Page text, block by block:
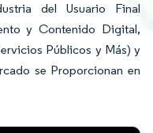
del Usuario Final
y Contenido Digital,
Públicos y Más) y
se Proporcionan en